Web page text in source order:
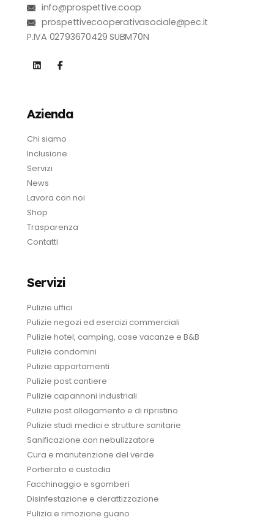
info@prospettive.coop
prospettivecooperativasociale@pec.it
P.IVA 02793670429 SUBM70N
Azienda
Chi siamo
Inclusione
Servizi
News
Lavora con noi
Shop
Trasparenza
Contatti
Servizi
Pulizie uffici
Pulizie negozi ed esercizi commerciali
Pulizie hotel, camping, case vacanze e B&B
Pulizie condomini
Pulizie appartamenti
Pulizie post cantiere
Pulizie capannoni industriali
Pulizie post allagamento e di ripristino
Pulizie studi medici e strutture sanitarie
Sanificazione con nebulizzatore
Cura e manutenzione del verde
Portierato e custodia
Facchinaggio e sgomberi
Disinfestazione e derattizzazione
Pulizia e rimozione guano